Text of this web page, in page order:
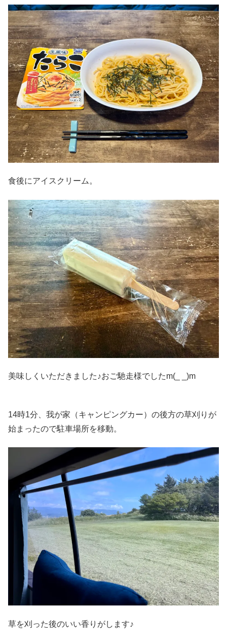
食後にアイスクリーム。
美味しくいただきました♪おご馳走様でしたm(_ _)m
14時1分、我が家（キャンピングカー）の後方の草刈りが
始まったので駐車場所を移動。
草を刈った後のいい香りがします♪